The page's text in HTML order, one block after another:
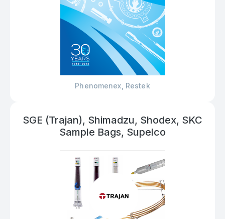
Phenomenex, Restek
SGE (Trajan), Shimadzu, Shodex, SKC
Sample Bags, Supelco